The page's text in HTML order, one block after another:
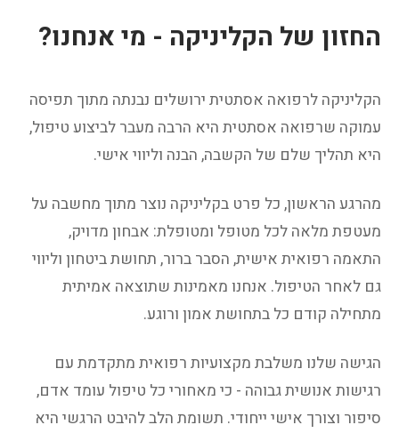
החזון של הקליניקה - מי אנחנו?
הקליניקה לרפואה אסתטית ירושלים נבנתה מתוך תפיסה
עמוקה שרפואה אסתטית היא הרבה מעבר לביצוע טיפול,
היא תהליך שלם של הקשבה, הבנה וליווי אישי.
מהרגע הראשון, כל פרט בקליניקה נוצר מתוך מחשבה על
מעטפת מלאה לכל מטופל ומטופלת: אבחון מדויק,
התאמה רפואית אישית, הסבר ברור, תחושת ביטחון וליווי
גם לאחר הטיפול. אנחנו מאמינות שתוצאה אמיתית
מתחילה קודם כל בתחושת אמון ורוגע.
הגישה שלנו משלבת מקצועיות רפואית מתקדמת עם
רגישות אנושית גבוהה - כי מאחורי כל טיפול עומד אדם,
סיפור וצורך אישי ייחודי. תשומת הלב להיבט הרגשי היא